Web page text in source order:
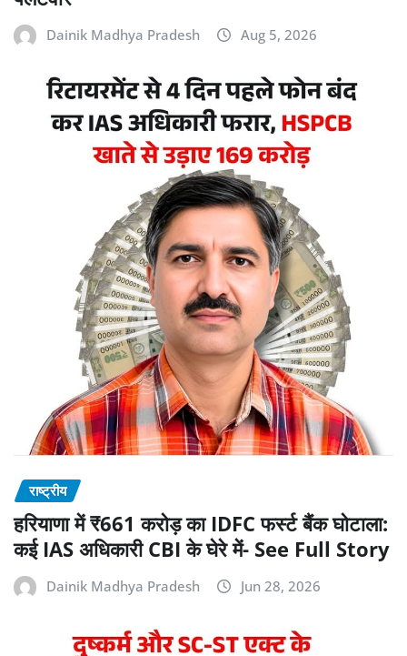
Dainik Madhya Pradesh Aug 5, 2026
राष्ट्रीय
हरियाणा में ₹661 करोड़ का IDFC फर्स्ट बैंक घोटाला:
कई IAS अधिकारी CBI के घेरे में- See Full Story
Dainik Madhya Pradesh Jun 28, 2026